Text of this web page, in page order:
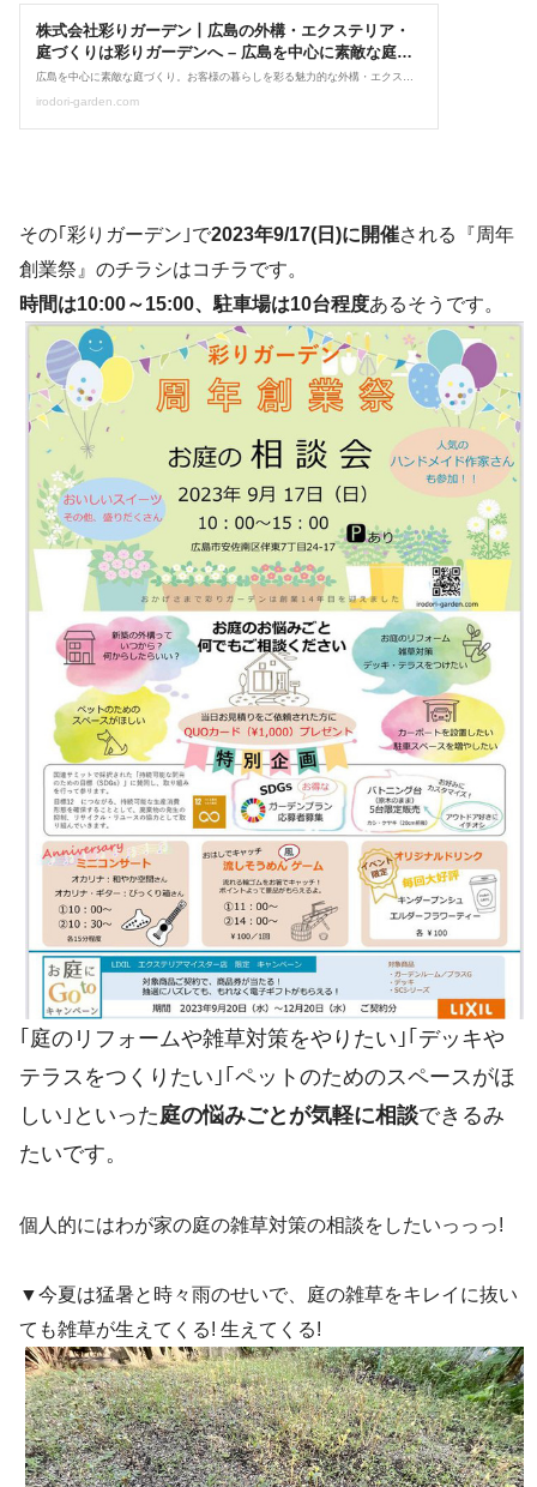
その｢彩りガーデン｣で2023年9/17(日)に開催される『周年
創業祭』のチラシはコチラです。
時間は10:00～15:00、駐車場は10台程度あるそうです。
｢庭のリフォームや雑草対策をやりたい｣｢デッキや
テラスをつくりたい｣｢ペットのためのスペースがほ
しい｣といった庭の悩みごとが気軽に相談できるみ
たいです。
個人的にはわが家の庭の雑草対策の相談をしたいっっっ!
▼今夏は猛暑と時々雨のせいで、庭の雑草をキレイに抜い
ても雑草が生えてくる! 生えてくる!